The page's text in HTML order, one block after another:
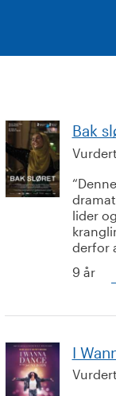
Bak
lider
derfor
9 år
I